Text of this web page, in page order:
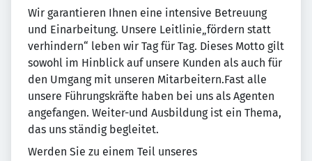
Wir garantieren Ihnen eine intensive Betreuung
und Einarbeitung. Unsere Leitlinie„fördern statt
verhindern“ leben wir Tag für Tag. Dieses Motto gilt
sowohl im Hinblick auf unsere Kunden als auch für
den Umgang mit unseren Mitarbeitern.Fast alle
unsere Führungskräfte haben bei uns als Agenten
angefangen. Weiter-und Ausbildung ist ein Thema,
das uns ständig begleitet.
Werden Sie zu einem Teil unseres